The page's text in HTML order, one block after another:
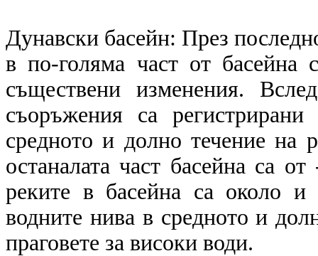
Дунавски басейн: През
в по-голяма част от басейна
съществени изменения.
съоръжения са
средното и долно течение на
останалата част басейна са
реките в басейна са около и
водните нива в средното и
праговете за високи води.